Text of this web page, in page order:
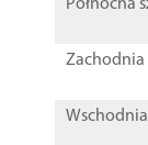
Północna
Zachodnia